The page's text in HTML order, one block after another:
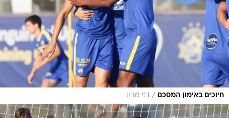
חיוכים באימון המסכם / דני מרון